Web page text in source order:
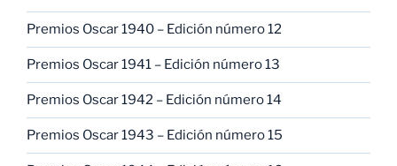
Premios Oscar 1940 – Edición número 12
Premios Oscar 1941 – Edición número 13
Premios Oscar 1942 – Edición número 14
Premios Oscar 1943 – Edición número 15